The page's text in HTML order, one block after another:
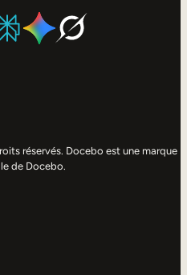
réservés. Docebo est une marque
de Docebo.